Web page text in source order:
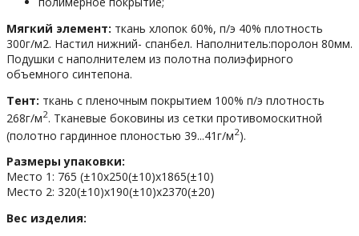
Мягкий элемент: ткань хлопок 60%, п/э 40% плотность
300г/м2. Настил нижний- спанбел. Наполнитель:поролон 80мм.
Подушки с наполнителем из полотна полиэфирного
объемного синтепона.
Тент: ткань с пленочным покрытием 100% п/э плотность
268г/м2. Тканевые боковины из сетки противомоскитной
(полотно гардинное плоностью 39...41г/м2).
Размеры упаковки:
Место 1: 765 (±10х250(±10)х1865(±10)
Место 2: 320(±10)х190(±10)х2370(±20)
Вес изделия: